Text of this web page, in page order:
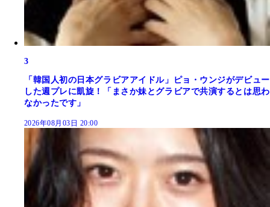
3
「韓国人初の日本グラビアアイドル」ピョ・ウンジがデビュー
した週プレに凱旋！「まさか妹とグラビアで共演するとは思わ
なかったです」
2026年08月03日 20:00